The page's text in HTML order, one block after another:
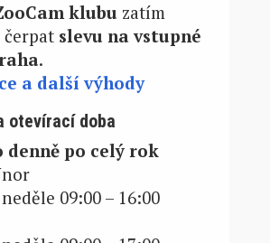
klubu zatím
slevu na vstupné
.
a další výhody
otevírací doba
denně po celý rok
09:00 – 16:00